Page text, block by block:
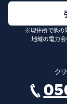
※現住所で他の
地域の電力会
ク